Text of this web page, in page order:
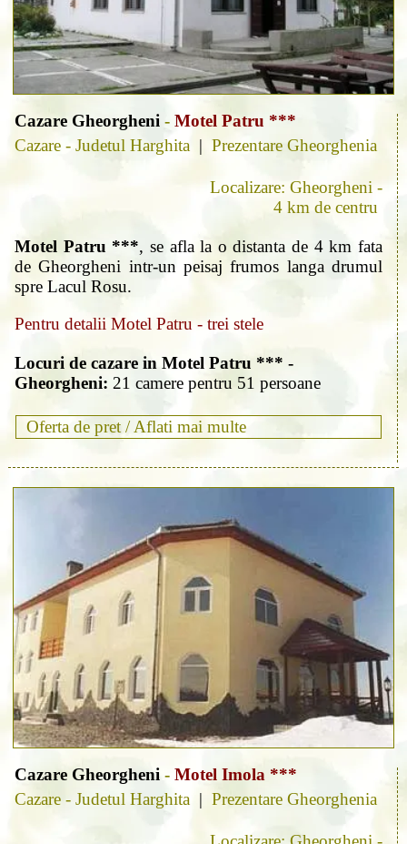
Cazare Gheorgheni - Motel Patru ***
Cazare - Judetul Harghita | Prezentare Gheorghenia
Localizare: Gheorgheni -
4 km de centru
Motel Patru ***, se afla la o distanta de 4 km fata
de Gheorgheni intr-un peisaj frumos langa drumul
spre Lacul Rosu.
Pentru detalii Motel Patru - trei stele
Locuri de cazare in Motel Patru *** -
Gheorgheni: 21 camere pentru 51 persoane
Oferta de pret / Aflati mai multe
Cazare Gheorgheni - Motel Imola ***
Cazare - Judetul Harghita | Prezentare Gheorghenia